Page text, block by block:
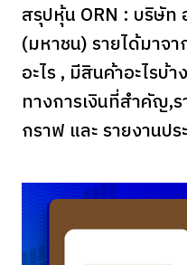
สรุปหุ้น ORN : บริษัท
(มหาชน) รายได้มาจ
อะไร , มีสินค้าอะไรบ้
ทางการเงินที่สำคัญ,
กราฟ และ รายงานป